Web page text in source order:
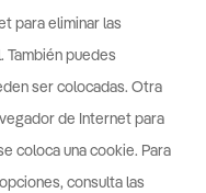
para eliminar las
También puedes
ser colocadas. Otra
de Internet para
coloca una cookie. Para
consulta las